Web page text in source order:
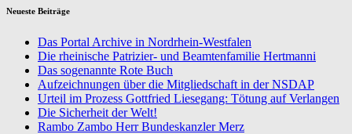
Neueste Beiträge
Das Portal Archive in Nordrhein-Westfalen
Die rheinische Patrizier- und Beamtenfamilie Hertmanni
Das sogenannte Rote Buch
Aufzeichnungen über die Mitgliedschaft in der NSDAP
Urteil im Prozess Gottfried Liesegang: Tötung auf Verlangen
Die Sicherheit der Welt!
Rambo Zambo Herr Bundeskanzler Merz